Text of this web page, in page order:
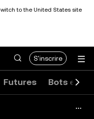
to the United States site
S'inscrire
Futures Bots et